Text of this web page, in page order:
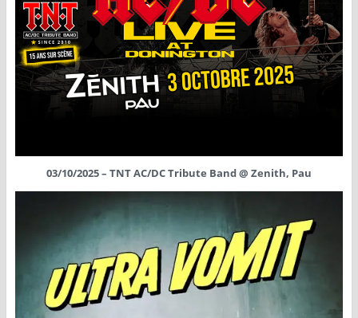
03/10/2025 – TNT AC/DC Tribute Band @ Zenith, Pau